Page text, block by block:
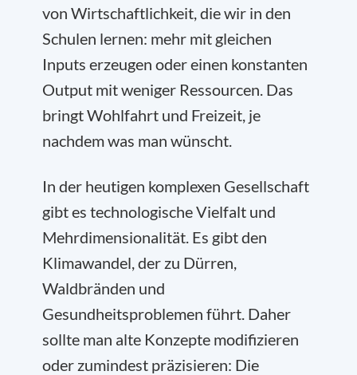
von Wirtschaftlichkeit, die wir in den
Schulen lernen: mehr mit gleichen
Inputs erzeugen oder einen konstanten
Output mit weniger Ressourcen. Das
bringt Wohlfahrt und Freizeit, je
nachdem was man wünscht.
In der heutigen komplexen Gesellschaft
gibt es technologische Vielfalt und
Mehrdimensionalität. Es gibt den
Klimawandel, der zu Dürren,
Waldbränden und
Gesundheitsproblemen führt. Daher
sollte man alte Konzepte modifizieren
oder zumindest präzisieren: Die